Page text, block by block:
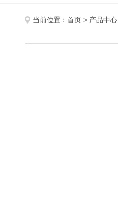
当前位置： 首页 > 产品中心